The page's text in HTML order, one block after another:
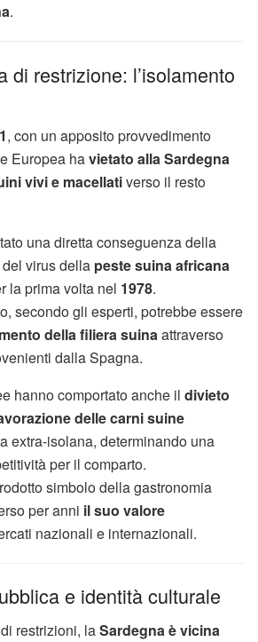
.
restrizione: l’isolamento
, con un apposito provvedimento
Europea havietato alla Sardegna
vivi e macellativerso il resto
una diretta conseguenza della
virus della peste suina africana
la prima volta nel 1978.
secondo gli esperti, potrebbe essere
della filiera suinaattraverso
dalla Spagna.
hanno comportato anche il divieto
delle carni suine
extra-isolana, determinando una
per il comparto.
simbolo della gastronomia
per anni il suo valore
nazionali e internazionali.
e identità culturale
restrizioni, laSardegna è vicina